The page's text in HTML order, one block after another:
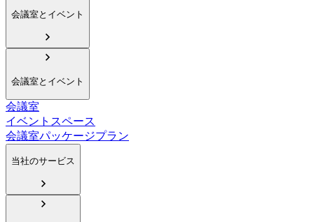
会議室とイベント
会議室とイベント
会議室
イベントスペース
会議室パッケージプラン
当社のサービス